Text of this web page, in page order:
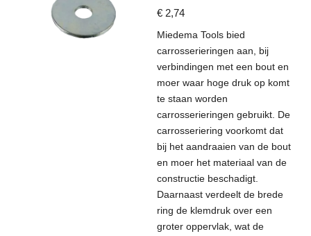
€ 2,74
Miedema Tools bied
carrosserieringen aan, bij
verbindingen met een bout en
moer waar hoge druk op komt
te staan worden
carrosserieringen gebruikt. De
carrosseriering voorkomt dat
bij het aandraaien van de bout
en moer het materiaal van de
constructie beschadigt.
Daarnaast verdeelt de brede
ring de klemdruk over een
groter oppervlak, wat de